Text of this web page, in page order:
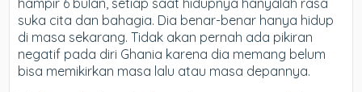
hampir 6 bulan, setiap saat hidupnya hanyalah rasa
suka cita dan bahagia. Dia benar-benar hanya hidup
di masa sekarang. Tidak akan pernah ada pikiran
negatif pada diri Ghania karena dia memang belum
bisa memikirkan masa lalu atau masa depannya.